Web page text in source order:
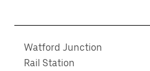
Watford Junction
Rail Station